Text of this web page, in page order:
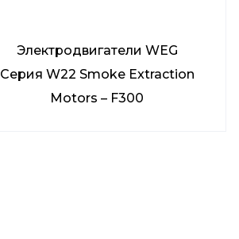
Электродвигатели WEG
Серия W22 Smoke Extraction
Motors – F300